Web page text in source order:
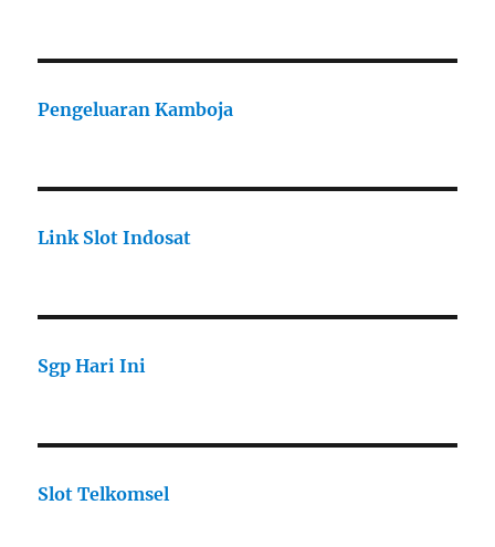
Pengeluaran Kamboja
Link Slot Indosat
Sgp Hari Ini
Slot Telkomsel